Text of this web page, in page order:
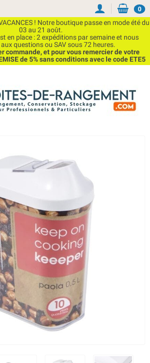
! Notre boutique passe en mode été du
03 au 21 août.
en place : 2 expéditions par semaine et nous
questions ou SAV sous 72 heures.
commande, et pour vous remercier de votre
de 5% sans conditions avec le code ETE5
0